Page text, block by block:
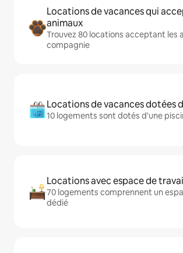
Locations de vacances qui
animaux
Trouvez 80 locations acceptant les
compagnie
Locations de vacances dotées
10 logements sont dotés d'une
Locations avec espace de
70 logements comprennent un
dédié